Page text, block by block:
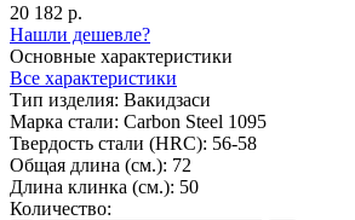
20 182 р.
Нашли дешевле?
Основные характеристики
Все характеристики
Тип изделия: Вакидзаси
Марка стали: Carbon Steel 1095
Твердость стали (HRC): 56-58
Общая длина (см.): 72
Длина клинка (см.): 50
Количество: